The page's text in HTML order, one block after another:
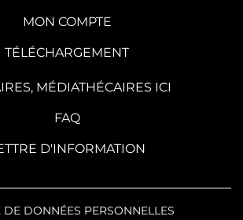
MON COMPTE
TÉLÉCHARGEMENT
MÉDIATHÉCAIRES ICI
FAQ
D'INFORMATION
DE DONNÉES PERSONNELLES